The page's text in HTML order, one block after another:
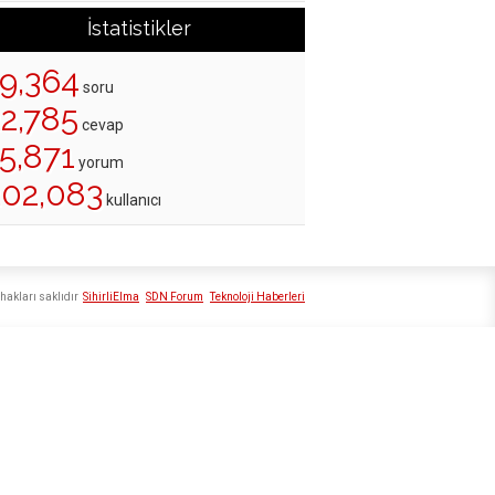
İstatistikler
soru
cevap
yorum
kullanıcı
SihirliElma SDN Forum Teknoloji Haberleri
saklıdır